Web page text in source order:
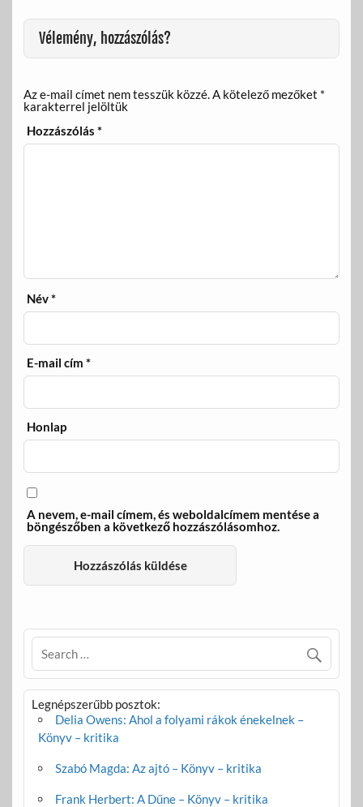
Vélemény, hozzászólás?
Az e-mail címet nem tesszük közzé.A kötelező mezőket *
karakterrel jelöltük
Hozzászólás*
Név*
E-mail cím*
Honlap
A nevem, e-mail címem, és weboldalcímem mentése a
böngészőben a következő hozzászólásomhoz.
Legnépszerűbb posztok:
Delia Owens: Ahol a folyami rákok énekelnek –
Könyv – kritika
Szabó Magda: Az ajtó – Könyv – kritika
Frank Herbert: A Dűne – Könyv – kritika